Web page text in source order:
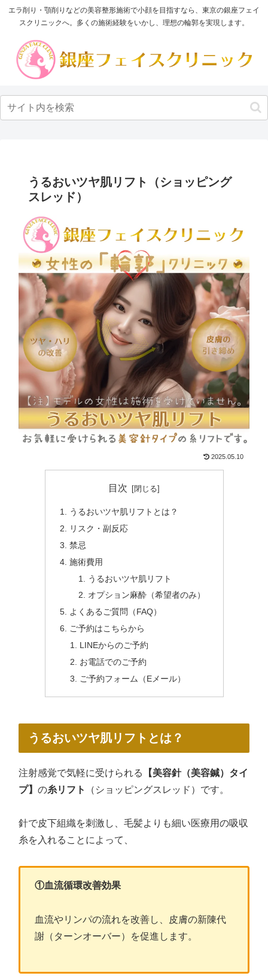
エラ削り・顎削りなどの美容整形施術で小顔を目指すなら、東京の銀座フェイ
スクリニックへ。多くの施術経験をいかし、理想の輪郭を実現します。
うるおいツヤ肌リフト（ショッピング
スレッド）
2025.05.10
目次
うるおいツヤ肌リフトとは？
リスク・副反応
禁忌
施術費用
うるおいツヤ肌リフト
オプション麻酔（希望者のみ）
よくあるご質問（FAQ）
ご予約はこちらから
LINEからのご予約
お電話でのご予約
ご予約フォーム（Eメール）
うるおいツヤ肌リフトとは？
注射感覚で気軽に受けられる
【美容針（美容鍼）タイ
プ】 の糸リフト （ショッピングスレッド）です。
針で皮下組織を刺激し、毛髪よりも細い医療用の吸収
糸を入れることによって、
①血流循環改善効果
血流やリンパの流れを改善し、皮膚の新陳代
謝（ターンオーバー）を促進します。